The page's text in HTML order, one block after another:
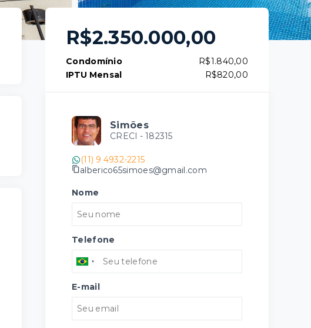
R$2.350.000,00
Condomínio
R$1.840,00
IPTU Mensal
R$820,00
Simões
CRECI - 182315
(11) 9 4932-2215
alberico65simoes@gmail.com
Nome
Telefone
E-mail